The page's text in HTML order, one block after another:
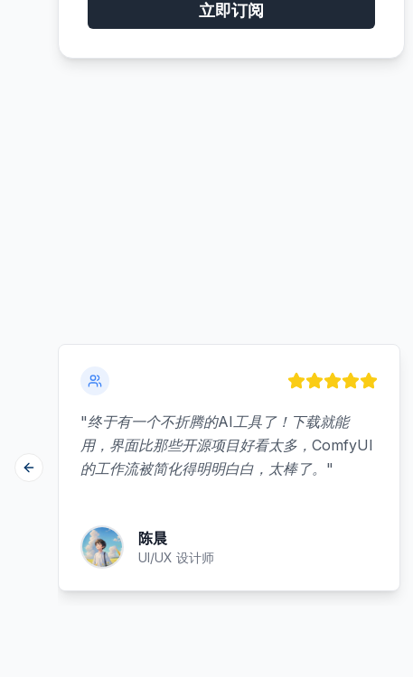
立即订阅
"终于有一个不折腾的AI工具了！下载就能
用，界面比那些开源项目好看太多，ComfyUI
的工作流被简化得明明白白，太棒了。 "
陈晨
UI/UX 设计师
Previous slide